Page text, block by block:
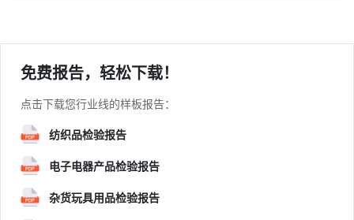
免费报告，轻松下载！
点击下载您行业线的样板报告：
纺织品检验报告
电子电器产品检验报告
杂货玩具用品检验报告